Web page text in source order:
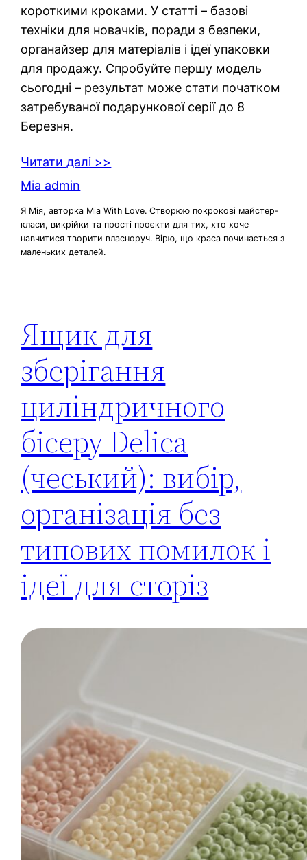
короткими кроками. У статті – базові
техніки для новачків, поради з безпеки,
органайзер для матеріалів і ідеї упаковки
для продажу. Спробуйте першу модель
сьогодні – результат може стати початком
затребуваної подарункової серії до 8
Березня.
Читати далі >>
Mia admin
Я Мія, авторка Mia With Love. Створюю покрокові майстер-
класи, викрійки та прості проєкти для тих, хто хоче
навчитися творити власноруч. Вірю, що краса починається з
маленьких деталей.
Ящик для
зберігання
циліндричного
бісеру Delica
(чеський): вибір,
організація без
типових помилок і
ідеї для сторіз